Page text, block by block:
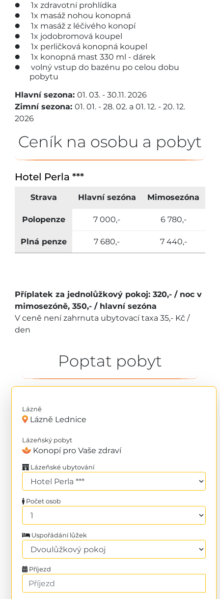
1x zdravotní prohlídka
1x masáž nohou konopná
1x masáž z léčivého konopí
1x jodobromová koupel
1x perličková konopná koupel
1x konopná mast 330 ml - dárek
volný vstup do bazénu po celou dobu
pobytu
Hlavní sezona: 01. 03. - 30.11. 2026
Zimní sezona: 01. 01. - 28. 02. a 01. 12. - 20. 12.
2026
Ceník na osobu a pobyt
Hotel Perla ***
Strava Hlavní sezóna Mimosezóna
Polopenze 7 000,- 6 780,-
Plná penze 7 680,- 7 440,-
Příplatek za jednolůžkový pokoj: 320,- / noc v
mimosezóně, 350,- / hlavní sezóna
V ceně není zahrnuta ubytovací taxa 35,- Kč /
den
Poptat pobyt
Lázně
Lázně Lednice
Lázeňský pobyt
Konopí pro Vaše zdraví
Lázeňské ubytování
Počet osob
Uspořádání lůžek
Příjezd